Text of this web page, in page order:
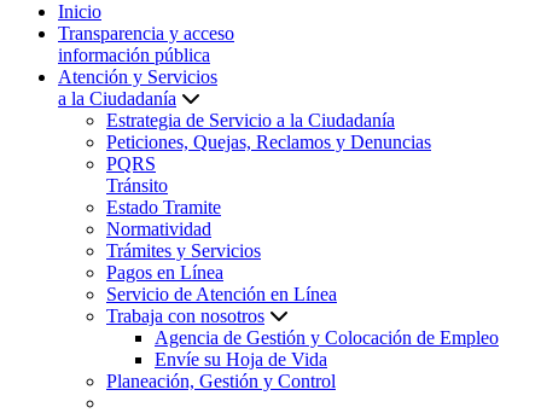
Inicio
Transparencia y acceso
información pública
Atención y Servicios
a la Ciudadanía
Estrategia de Servicio a la Ciudadanía
Peticiones, Quejas, Reclamos y Denuncias
PQRS
Tránsito
Estado Tramite
Normatividad
Trámites y Servicios
Pagos en Línea
Servicio de Atención en Línea
Trabaja con nosotros
Agencia de Gestión y Colocación de Empleo
Envíe su Hoja de Vida
Planeación, Gestión y Control